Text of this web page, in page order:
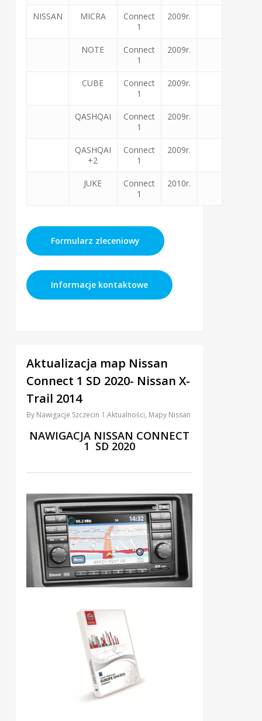
NISSAN MICRA
Connect
1
2009r.
NOTE
Connect
1
2009r.
CUBE
Connect
1
2009r.
QASHQAI
Connect
1
2009r.
QASHQAI
+2
Connect
1
2009r.
JUKE
Connect
1
2010r.
Formularz zleceniowy
Informacje kontaktowe
Aktualizacja map Nissan
Connect 1 SD 2020- Nissan X-
Trail 2014
By Nawigacje Szczecin Aktualności, Mapy Nissan
NAWIGACJA NISSAN CONNECT
1 SD 2020